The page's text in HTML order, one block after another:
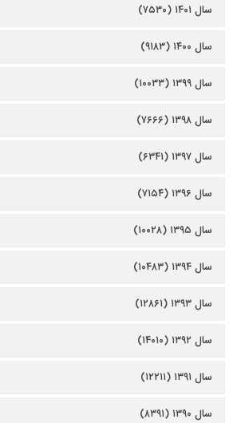
سال ۱۴۰۱ (۷۵۳۰)
سال ۱۴۰۰ (۹۱۸۳)
سال ۱۳۹۹ (۱۰۰۳۳)
سال ۱۳۹۸ (۷۶۶۶)
سال ۱۳۹۷ (۶۳۴۱)
سال ۱۳۹۶ (۷۱۵۴)
سال ۱۳۹۵ (۱۰۰۲۸)
سال ۱۳۹۴ (۱۰۴۸۳)
سال ۱۳۹۳ (۱۲۸۶۱)
سال ۱۳۹۲ (۱۴۰۱۰)
سال ۱۳۹۱ (۱۲۲۱۱)
سال ۱۳۹۰ (۸۳۹۱)